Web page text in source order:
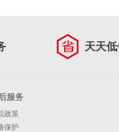
天天
服务
政策
保护